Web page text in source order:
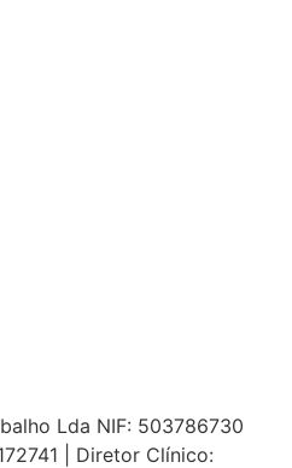
Lda NIF: 503786730
| Diretor Clínico: